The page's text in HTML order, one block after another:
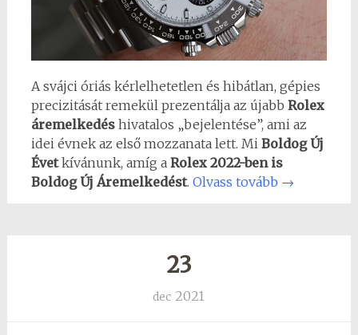
A svájci óriás kérlelhetetlen és hibátlan, gépies
precizitását remekül prezentálja az újabb Rolex
áremelkedéshivatalos „bejelentése”, ami az
idei évnek az első mozzanata lett. Mi Boldog Új
Évetkívánunk, amíg a Rolex 2022-ben is
Boldog Új Áremelkedést. Olvass tovább →
23
dec 2021